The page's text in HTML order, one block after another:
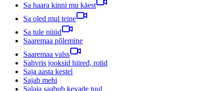
Sa haara kinni mu käest
Sa oled mul teine
Sa tule nüüd
Saaremaa põlemine
Saaremaa valss
Sahvris jooksid hiired, rotid
Saja aasta kestel
Sajab mehi
Salaja saabub kevade tuul